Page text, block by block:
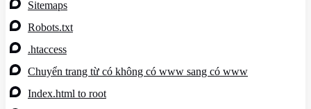
Sitemaps
Robots.txt
.htaccess
Chuyển trang từ có không có www sang có www
Index.html to root